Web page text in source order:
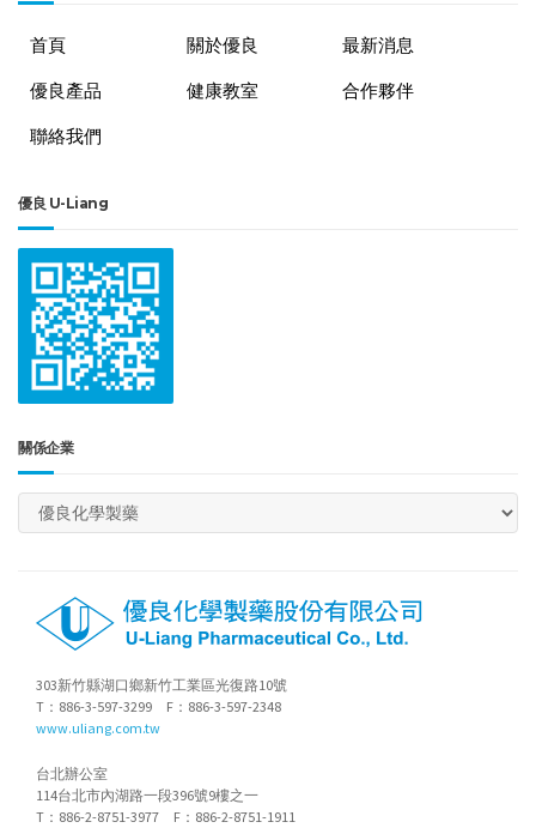
首頁 關於優良
最新消息
優良產品
健康教室
合作夥伴
聯絡我們
優良 U-Liang
關係企業
303新竹縣湖口鄉新竹工業區光復路10號
T：886-3-597-3299 F：886-3-597-2348
www.uliang.com.tw
台北辦公室
114台北市內湖路一段396號9樓之一
T：886-2-8751-3977 F：886-2-8751-1911